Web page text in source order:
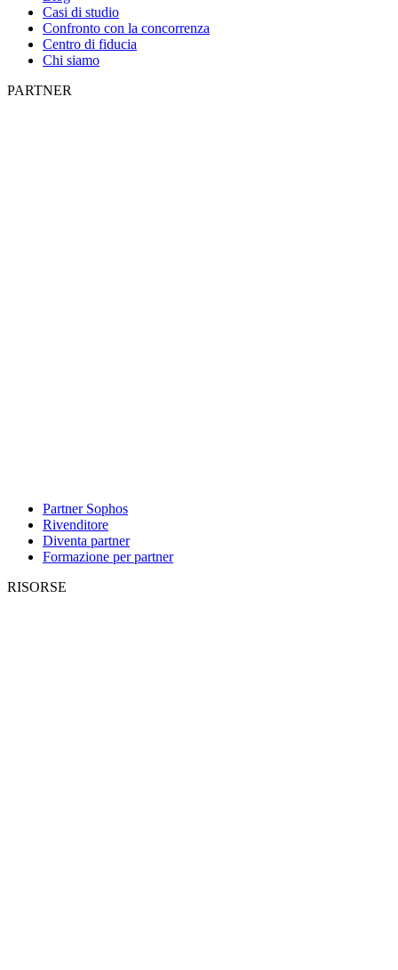
Casi di studio
Confronto con la concorrenza
Centro di fiducia
Chi siamo
PARTNER
Partner Sophos
Rivenditore
Diventa partner
Formazione per partner
RISORSE